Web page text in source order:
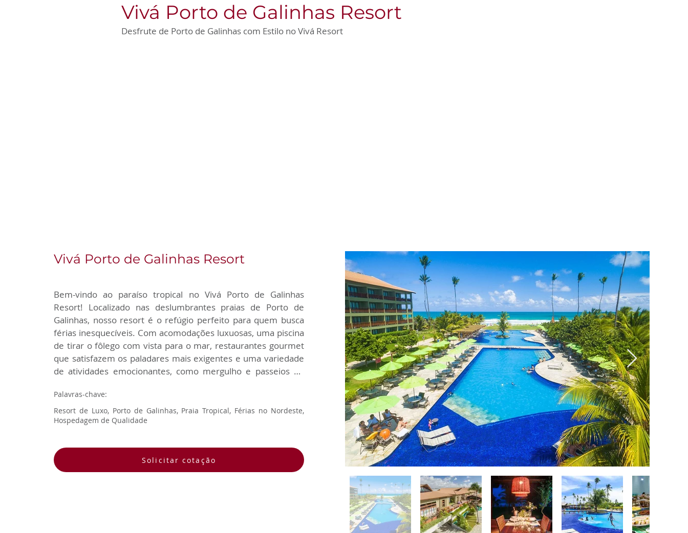
Vivá Porto de Galinhas Resort​
Desfrute de Porto de Galinhas com Estilo no Vivá Resort
Vivá Porto de Galinhas Resort
Bem-vindo ao paraíso tropical no Vivá Porto de Galinhas
Resort! Localizado nas deslumbrantes praias de Porto de
Galinhas, nosso resort é o refúgio perfeito para quem busca
férias inesquecíveis. Com acomodações luxuosas, uma piscina
de tirar o fôlego com vista para o mar, restaurantes gourmet
que satisfazem os paladares mais exigentes e uma variedade
de atividades emocionantes, como mergulho e passeios de
conforto e aventura. Descubra a beleza do Nordeste brasileiro
no Vivá Porto de Galinhas Resort - onde o relaxamento e a
diversão se encontram."
Palavras-chave:
Resort de Luxo, Porto de Galinhas, Praia Tropical, Férias no Nordeste,
Hospedagem de Qualidade
Solicitar cotação